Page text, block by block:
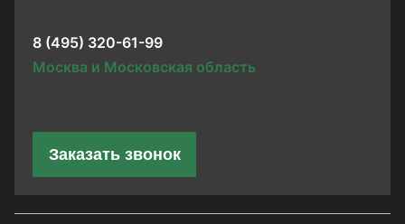
8 (495) 320-61-99
Москва и Московская область
Заказать звонок